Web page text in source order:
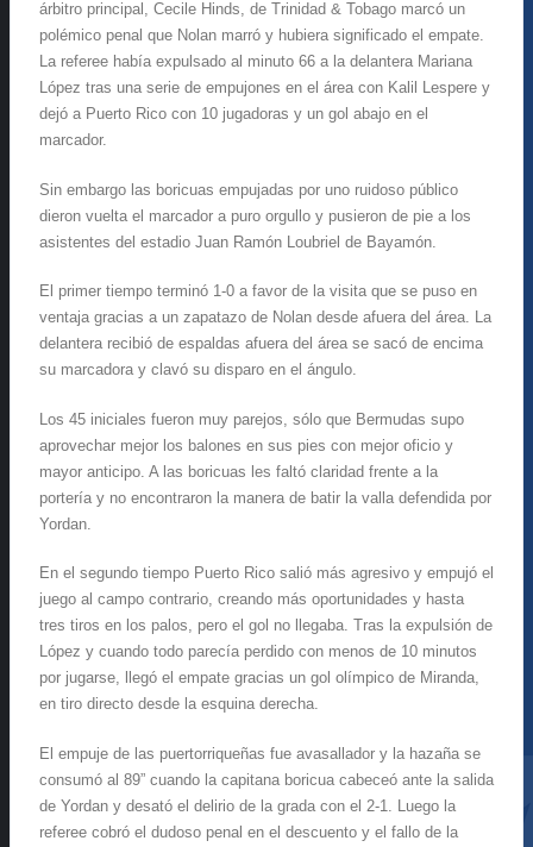
árbitro principal, Cecile Hinds, de Trinidad & Tobago marcó un
polémico penal que Nolan marró y hubiera significado el empate.
La referee había expulsado al minuto 66 a la delantera Mariana
López tras una serie de empujones en el área con Kalil Lespere y
dejó a Puerto Rico con 10 jugadoras y un gol abajo en el
marcador.
Sin embargo las boricuas empujadas por uno ruidoso público
dieron vuelta el marcador a puro orgullo y pusieron de pie a los
asistentes del estadio Juan Ramón Loubriel de Bayamón.
El primer tiempo terminó 1-0 a favor de la visita que se puso en
ventaja gracias a un zapatazo de Nolan desde afuera del área. La
delantera recibió de espaldas afuera del área se sacó de encima
su marcadora y clavó su disparo en el ángulo.
Los 45 iniciales fueron muy parejos, sólo que Bermudas supo
aprovechar mejor los balones en sus pies con mejor oficio y
mayor anticipo. A las boricuas les faltó claridad frente a la
portería y no encontraron la manera de batir la valla defendida por
Yordan.
En el segundo tiempo Puerto Rico salió más agresivo y empujó el
juego al campo contrario, creando más oportunidades y hasta
tres tiros en los palos, pero el gol no llegaba. Tras la expulsión de
López y cuando todo parecía perdido con menos de 10 minutos
por jugarse, llegó el empate gracias un gol olímpico de Miranda,
en tiro directo desde la esquina derecha.
El empuje de las puertorriqueñas fue avasallador y la hazaña se
consumó al 89” cuando la capitana boricua cabeceó ante la salida
de Yordan y desató el delirio de la grada con el 2-1. Luego la
referee cobró el dudoso penal en el descuento y el fallo de la